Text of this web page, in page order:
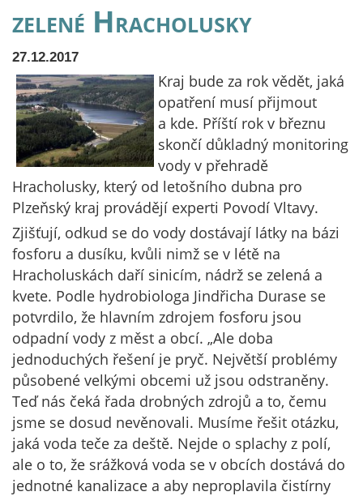
zelené Hracholusky
27.12.2017
Kraj bude za rok vědět, jaká
opatření musí přijmout
a kde. Příští rok v březnu
skončí důkladný monitoring
vody v přehradě
Hracholusky, který od letošního dubna pro
Plzeňský kraj provádějí experti Povodí Vltavy.
Zjišťují, odkud se do vody dostávají látky na bázi
fosforu a dusíku, kvůli nimž se v létě na
Hracholuskách daří sinicím, nádrž se zelená a
kvete. Podle hydrobiologa Jindřicha Durase se
potvrdilo, že hlavním zdrojem fosforu jsou
odpadní vody z měst a obcí. „Ale doba
jednoduchých řešení je pryč. Největší problémy
působené velkými obcemi už jsou odstraněny.
Teď nás čeká řada drobných zdrojů a to, čemu
jsme se dosud nevěnovali. Musíme řešit otázku,
jaká voda teče za deště. Nejde o splachy z polí,
ale o to, že srážková voda se v obcích dostává do
jednotné kanalizace a aby neproplavila čistírny